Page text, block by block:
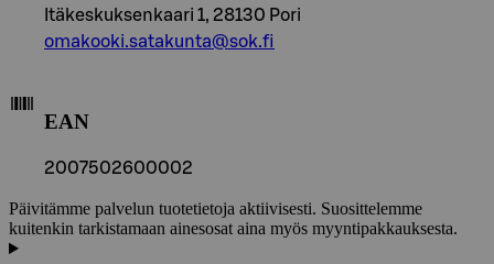
Itäkeskuksenkaari 1, 28130 Pori
omakooki.satakunta@sok.fi
EAN
2007502600002
Päivitämme palvelun tuotetietoja aktiivisesti. Suosittelemme
kuitenkin tarkistamaan ainesosat aina myös myyntipakkauksesta.